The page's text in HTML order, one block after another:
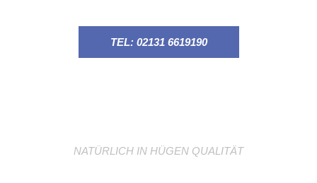
TEL: 02131 6619190
NATÜRLICH IN HÜGEN QUALITÄT